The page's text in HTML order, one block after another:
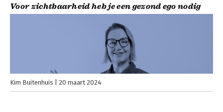
Voor zichtbaarheid heb je een gezond ego nodig
Kim Buitenhuis 20 maart 2024